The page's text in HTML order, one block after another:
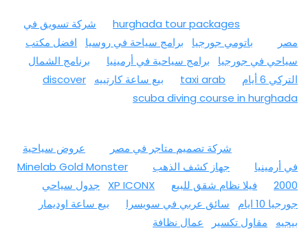
hurghada tour packages
شركة تسويق في
مصر
باتومي جورجيا برامج سياحة في روسيا
افضل مكتب
سياحي في جورجيا
برامج سياحية في أرمينيا
برنامج الشمال
التركي 6 أيام
taxi arab بيع ساعة كارتييه
discover
scuba diving course in hurghada
شركة تصميم متاجر في مصر
عروض سياحية
في أرمينيا
جهاز كشف الذهب
Minelab Gold Monster
2000
فيلا نظام شقق للبيع XP ICONX
جدول سياحي
جورجيا 10 ايام
سائق عربي في سويسرا
بيع ساعة اوديمار
بيجيه
مقاول تكسير عمال نظافة